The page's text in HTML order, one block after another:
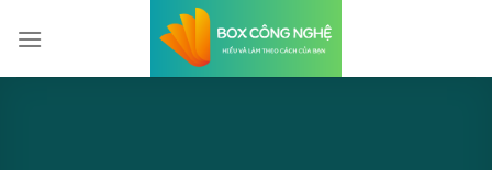
qua